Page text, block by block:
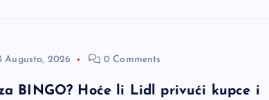
Augusta, 2026 0 Comments
BINGO? Hoće li Lidl privući kupce i